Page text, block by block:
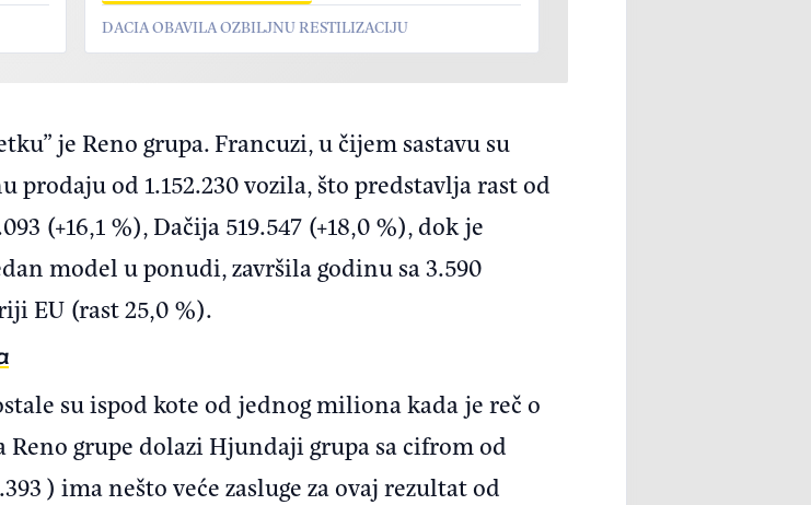
DACIA OBAVILA OZBILJNU RESTILIZACIJU
je Reno grupa. Francuzi, u čijem sastavu su
od 1.152.230 vozila, što predstavlja rast od
(+16,1 %), Dačija 519.547 (+18,0 %), dok je
model u ponudi, završila godinu sa 3.590
EU (rast 25,0 %).
su ispod kote od jednog miliona kada je reč o
grupe dolazi Hjundaji grupa sa cifrom od
) ima nešto veće zasluge za ovaj rezultat od